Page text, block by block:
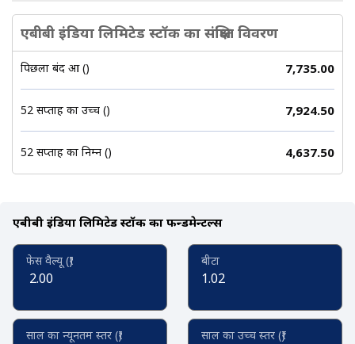
एबीबी इंडिया लिमिटेड स्टॉक का संक्षिप्त विवरण
पिछला बंद हुआ (₹) 7,735.00
52 सप्ताह का उच्च (₹) 7,924.50
52 सप्ताह का निम्न (₹) 4,637.50
एबीबी इंडिया लिमिटेड स्टॉक का फन्डमेन्टल्स
फेस वैल्यू (₹)
2.00
बीटा
1.02
साल का न्यूनतम स्तर (₹) साल का उच्च स्तर (₹)